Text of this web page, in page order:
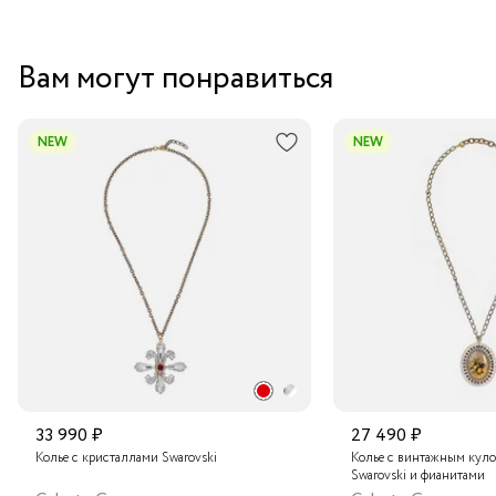
Вам могут понравиться
NEW
33 990 ₽
Колье с кристаллами Swarovski
NEW
27 490 ₽
Колье с винтажным
Swarovski и фианитами